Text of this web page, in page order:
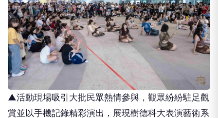
▲活動現場吸引大批民眾熱情參與，觀眾紛紛駐足觀
賞並以手機記錄精彩演出，展現樹德科大表演藝術系